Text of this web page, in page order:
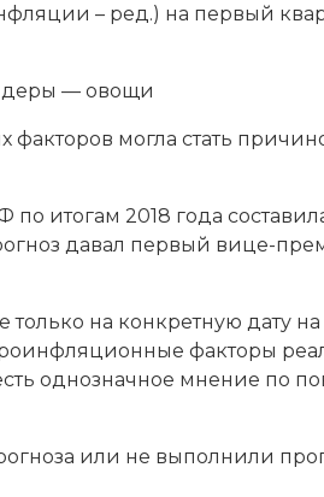
– ред.) на первый
— овощи
могла стать
итогам 2018 года
давал первый вице-
на конкретную дату
факторы
однозначное мнение по
или не выполнили